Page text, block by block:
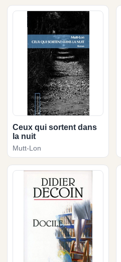
Ceux qui sortent dans
la nuit
Mutt-Lon